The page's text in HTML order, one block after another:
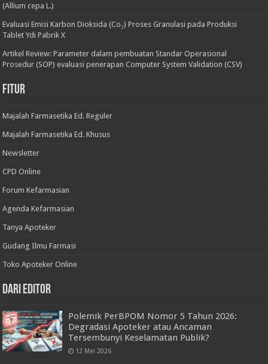
(Allium cepa L.)
Evaluasi Emisi Karbon Dioksida (Co₂) Proses Granulasi pada Produksi
Tablet Ydi Pabrik X
Artikel Review: Parameter dalam pembuatan Standar Operasional
Prosedur (SOP) evaluasi penerapan Computer System Validation (CSV)
Fitur
Majalah Farmasetika Ed. Reguler
Majalah Farmasetika Ed. Khusus
Newsletter
CPD Online
Forum Kefarmasian
Agenda Kefarmasian
Tanya Apoteker
Gudang Ilmu Farmasi
Toko Apoteker Online
Dari Editor
Polemik PerBPOM Nomor 5 Tahun 2026:
Degradasi Apoteker atau Ancaman
Tersembunyi Keselamatan Publik?
12 Mei 2026